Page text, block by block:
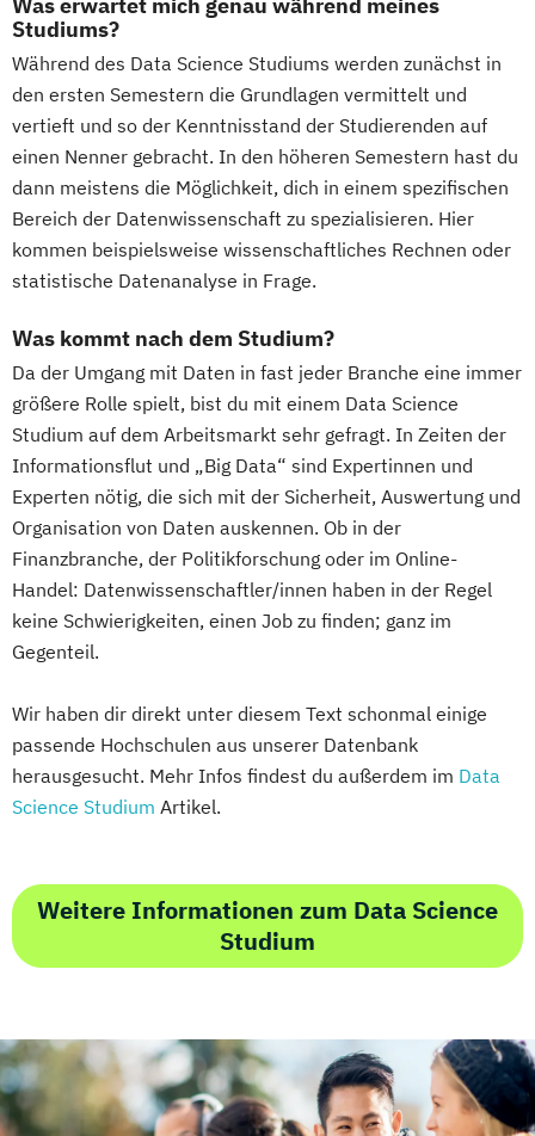
Was erwartet mich genau während meines
Studiums?
Während des Data Science Studiums werden zunächst in
den ersten Semestern die Grundlagen vermittelt und
vertieft und so der Kenntnisstand der Studierenden auf
einen Nenner gebracht. In den höheren Semestern hast du
dann meistens die Möglichkeit, dich in einem spezifischen
Bereich der Datenwissenschaft zu spezialisieren. Hier
kommen beispielsweise wissenschaftliches Rechnen oder
statistische Datenanalyse in Frage.
Was kommt nach dem Studium?
Da der Umgang mit Daten in fast jeder Branche eine immer
größere Rolle spielt, bist du mit einem Data Science
Studium auf dem Arbeitsmarkt sehr gefragt. In Zeiten der
Informationsflut und „Big Data“ sind Expertinnen und
Experten nötig, die sich mit der Sicherheit, Auswertung und
Organisation von Daten auskennen. Ob in der
Finanzbranche, der Politikforschung oder im Online-
Handel: Datenwissenschaftler/innen haben in der Regel
keine Schwierigkeiten, einen Job zu finden; ganz im
Gegenteil.
Wir haben dir direkt unter diesem Text schonmal einige
passende Hochschulen aus unserer Datenbank
herausgesucht. Mehr Infos findest du außerdem im Data
Science Studium Artikel.
Weitere Informationen zum Data Science
Studium